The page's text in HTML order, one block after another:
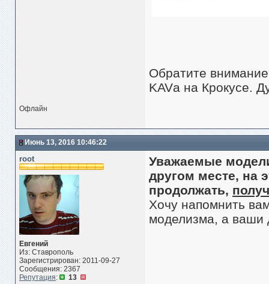
Обратите
KAVа на Крокусе.
Офлайн
Июнь 13, 2016 10:46:22
root
Евгений
Из: Ставрополь
Зарегистрирован: 2011-09-27
Сообщения: 2367
Репутация:
13
Уважаемые
другом месте, на
продолжать,
Хочу напомнить
моделизма, а ваши